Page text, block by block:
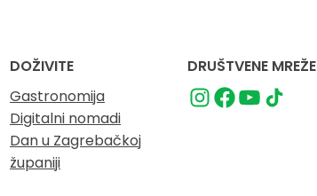
DOŽIVITE
Gastronomija
Digitalni nomadi
Dan u Zagrebačkoj
županiji
DRUŠTVENE MREŽE